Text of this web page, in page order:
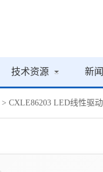
技术资源 新
> CXLE86203 LED线性驱